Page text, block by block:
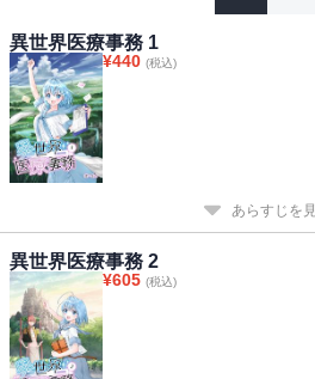
異世界医療事務 1
¥440 (税込)
あらすじを
異世界医療事務 2
¥605 (税込)